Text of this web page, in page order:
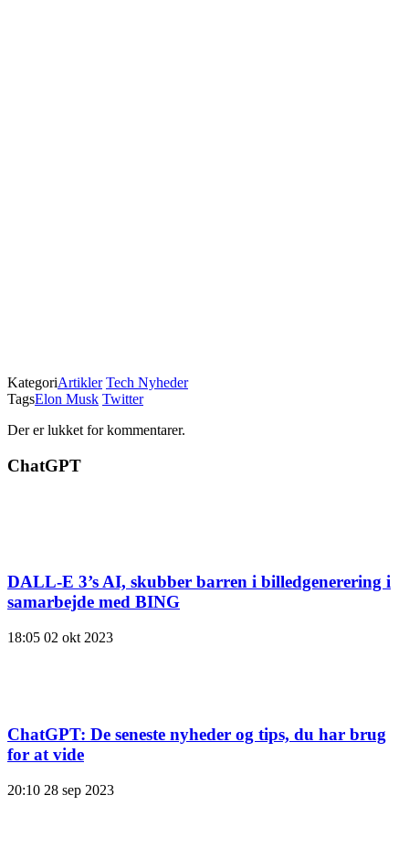
KategoriArtikler Tech Nyheder
TagsElon Musk Twitter
Der er lukket for kommentarer.
ChatGPT
DALL-E 3’s AI, skubber barren i billedgenerering i
samarbejde med BING
18:05 02 okt 2023
ChatGPT: De seneste nyheder og tips, du har brug
for at vide
20:10 28 sep 2023